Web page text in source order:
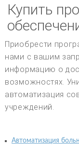
Купить
Приобрести
нами с вашим
информацию о
возможностях.
автоматизация
учреждений.
Автоматизация